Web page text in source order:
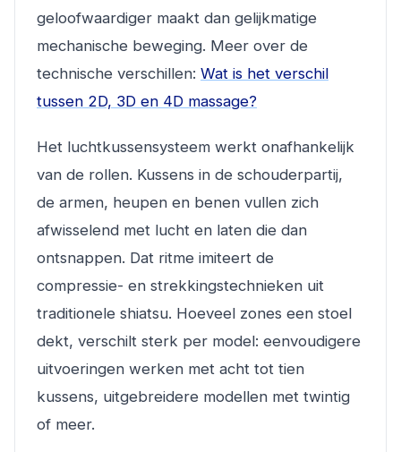
geloofwaardiger maakt dan gelijkmatige
mechanische beweging. Meer over de
technische verschillen: Wat is het verschil
tussen 2D, 3D en 4D massage?
Het luchtkussensysteem werkt onafhankelijk
van de rollen. Kussens in de schouderpartij,
de armen, heupen en benen vullen zich
afwisselend met lucht en laten die dan
ontsnappen. Dat ritme imiteert de
compressie- en strekkingstechnieken uit
traditionele shiatsu. Hoeveel zones een stoel
dekt, verschilt sterk per model: eenvoudigere
uitvoeringen werken met acht tot tien
kussens, uitgebreidere modellen met twintig
of meer.